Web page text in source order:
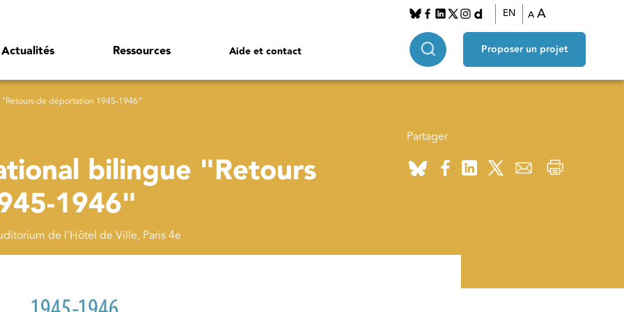
Actualités Ressources Aide et contact
EN A A
Proposer un projet
de déportation 1945-1946"
bilingue "Retours
1946"
de l'Hôtel de Ville, Paris 4e
Partager